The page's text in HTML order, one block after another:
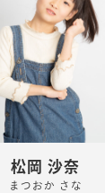
松岡 沙奈
まつおか さな